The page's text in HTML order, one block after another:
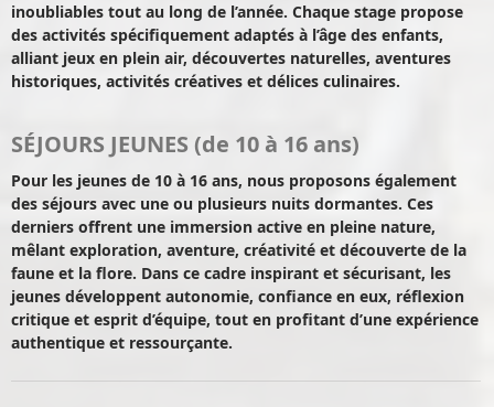
inoubliables tout au long de l’année. Chaque stage propose
des activités spécifiquement adaptés à l’âge des enfants,
alliant jeux en plein air, découvertes naturelles, aventures
historiques, activités créatives et délices culinaires.
SÉJOURS JEUNES (de 10 à 16 ans)
Pour les jeunes de 10 à 16 ans, nous proposons également
des séjours avec une ou plusieurs nuits dormantes. Ces
derniers offrent une immersion active en pleine nature,
mêlant exploration, aventure, créativité et découverte de la
faune et la flore. Dans ce cadre inspirant et sécurisant, les
jeunes développent autonomie, confiance en eux, réflexion
critique et esprit d’équipe, tout en profitant d’une expérience
authentique et ressourçante.